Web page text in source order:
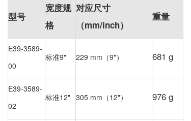
型号
宽度规
格
对应尺寸
（mm/inch）
重量
E39-3589-
00
标准9" 229 mm（9"） 681 g
E39-3589-
02
标准12" 305 mm（12"） 976 g